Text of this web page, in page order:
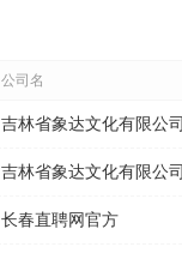
公司名
吉林省象达文化有限公司
吉林省象达文化有限公司
长春直聘网官方